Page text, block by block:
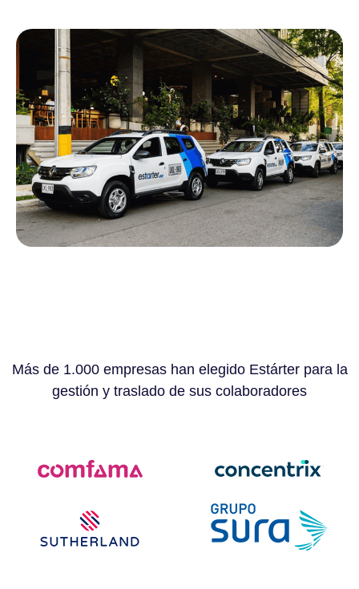
Más de 1.000 empresas han elegido Estárter para la
gestión y traslado de sus colaboradores